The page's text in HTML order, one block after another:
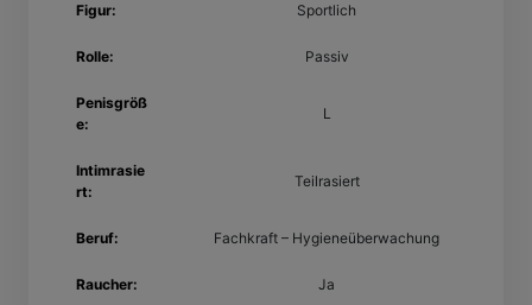
Figur: Sportlich
Rolle: Passiv
Penisgröß
e:
L
Intimrasie
rt:
Teilrasiert
Beruf: Fachkraft – Hygieneüberwachung
Raucher: Ja